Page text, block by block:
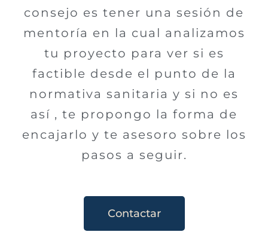
consejo es tener una sesión de
mentoría en la cual analizamos
tu proyecto para ver si es
factible desde el punto de la
normativa sanitaria y si no es
así , te propongo la forma de
encajarlo y te asesoro sobre los
pasos a seguir.
Contactar